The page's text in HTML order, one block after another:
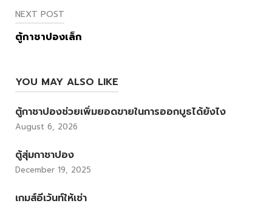
NEXT POST
ตู้กาชาปองเล็ก
YOU MAY ALSO LIKE
ตู้กาชาปองช่วยเพิ่มยอดขายในการออกบูธได้ยังไง
August 6, 2026
ตู้สุ่มกาชาปอง
December 19, 2025
เกมส์อีเว้นท์ให้เช่า